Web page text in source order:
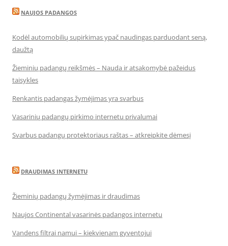
NAUJOS PADANGOS
Kodėl automobilių supirkimas ypač naudingas parduodant seną,
daužtą
Žieminių padangų reikšmės – Nauda ir atsakomybė pažeidus
taisykles
Renkantis padangas žymėjimas yra svarbus
Vasarinių padangų pirkimo internetu privalumai
Svarbus padangų protektoriaus raštas – atkreipkite dėmesį
DRAUDIMAS INTERNETU
Žieminių padangų žymėjimas ir draudimas
Naujos Continental vasarinės padangos internetu
Vandens filtrai namui – kiekvienam gyventojui